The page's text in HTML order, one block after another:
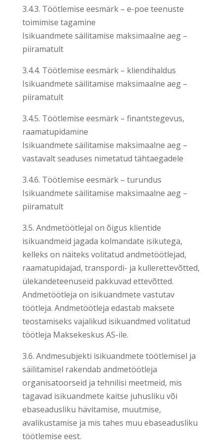
3.4.3. Töötlemise eesmärk – e-poe teenuste
toimimise tagamine
Isikuandmete säilitamise maksimaalne aeg –
piiramatult
3.4.4. Töötlemise eesmärk – kliendihaldus
Isikuandmete säilitamise maksimaalne aeg –
piiramatult
3.4.5. Töötlemise eesmärk – finantstegevus,
raamatupidamine
Isikuandmete säilitamise maksimaalne aeg –
vastavalt seaduses nimetatud tähtaegadele
3.4.6. Töötlemise eesmärk – turundus
Isikuandmete säilitamise maksimaalne aeg –
piiramatult
3.5. Andmetöötlejal on õigus klientide
isikuandmeid jagada kolmandate isikutega,
kelleks on näiteks volitatud andmetöötlejad,
raamatupidajad, transpordi- ja kullerettevõtted,
ülekandeteenuseid pakkuvad ettevõtted.
Andmetöötleja on isikuandmete vastutav
töötleja. Andmetöötleja edastab maksete
teostamiseks vajalikud isikuandmed volitatud
töötleja Maksekeskus AS-ile.
3.6. Andmesubjekti isikuandmete töötlemisel ja
säilitamisel rakendab andmetöötleja
organisatoorseid ja tehnilisi meetmeid, mis
tagavad isikuandmete kaitse juhusliku või
ebaseadusliku hävitamise, muutmise,
avalikustamise ja mis tahes muu ebaseadusliku
töötlemise eest.